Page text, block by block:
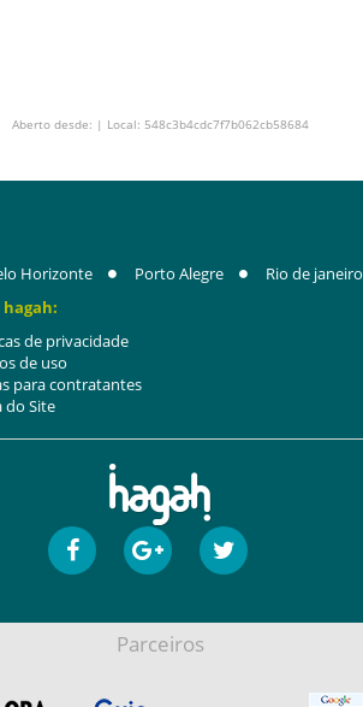
Aberto desde: | Local: 548c3b4cdc7f7b062cb58684
Horizonte Porto Alegre Rio de janeiro
hagah:
de privacidade
de uso
para contratantes
do Site
Parceiros